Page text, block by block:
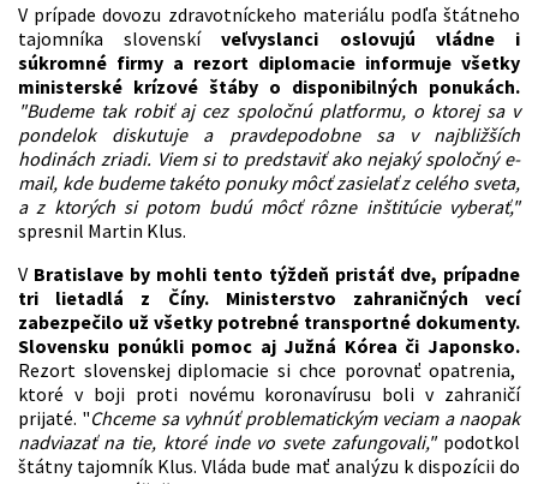
V prípade dovozu zdravotníckeho materiálu podľa štátneho
tajomníka slovenskíveľvyslanci oslovujú vládne i
súkromné firmy a rezort diplomacie informuje všetky
ministerské krízové štáby o disponibilných ponukách.
"Budeme tak robiť aj cez spoločnú platformu, o ktorej sa v
pondelok diskutuje a pravdepodobne sa v najbližších
hodinách zriadi. Viem si to predstaviť ako nejaký spoločný e-
mail, kde budeme takéto ponuky môcť zasielať z celého sveta,
a z ktorých si potom budú môcť rôzne inštitúcie vyberať,"
spresnil Martin Klus.
V Bratislave by mohli tento týždeň pristáť dve, prípadne
tri lietadlá z Číny. Ministerstvo zahraničných vecí
zabezpečilo už všetky potrebné transportné dokumenty.
Slovensku ponúkli pomoc aj Južná Kórea či Japonsko.
Rezort slovenskej diplomacie si chce porovnať opatrenia,
ktoré v boji proti novému koronavírusu boli v zahraničí
prijaté. "Chceme sa vyhnúť problematickým veciam a naopak
nadviazať na tie, ktoré inde vo svete zafungovali,"podotkol
štátny tajomník Klus. Vláda bude mať analýzu k dispozícii do